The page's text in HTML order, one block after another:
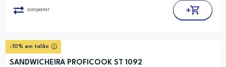
comparar
-10% em talão
SANDWICHEIRA PROFICOOK ST 1092